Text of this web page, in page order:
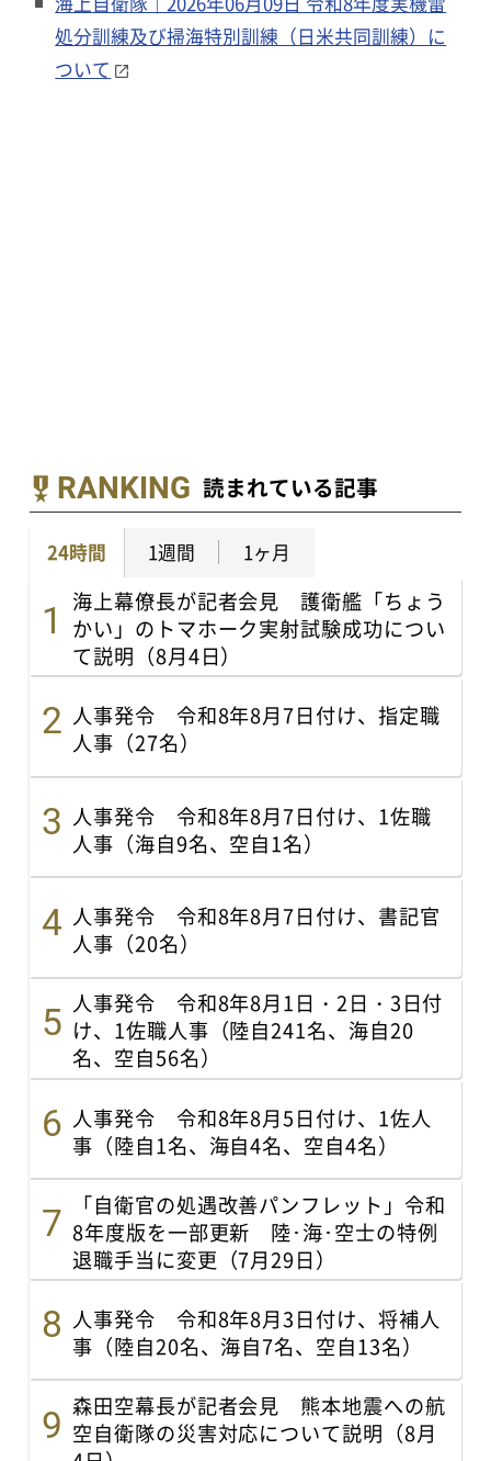
処分訓練及び掃海特別訓練（日米共同訓練）に
ついて
RANKING 読まれている記事
24時間 1週間 1ヶ月
海上幕僚長が記者会見 護衛艦「ちょう
かい」のトマホーク実射試験成功につい
て説明（8月4日）
人事発令 令和8年8月7日付け、指定職
人事（27名）
人事発令 令和8年8月7日付け、1佐職
人事（海自9名、空自1名）
人事発令 令和8年8月7日付け、書記官
人事（20名）
人事発令 令和8年8月1日・2日・3日付
け、1佐職人事（陸自241名、海自20
名、空自56名）
人事発令 令和8年8月5日付け、1佐人
事（陸自1名、海自4名、空自4名）
「自衛官の処遇改善パンフレット」令和
8年度版を一部更新 陸･海･空士の特例
退職手当に変更（7月29日）
人事発令 令和8年8月3日付け、将補人
事（陸自20名、海自7名、空自13名）
森田空幕長が記者会見 熊本地震への航
空自衛隊の災害対応について説明（8月